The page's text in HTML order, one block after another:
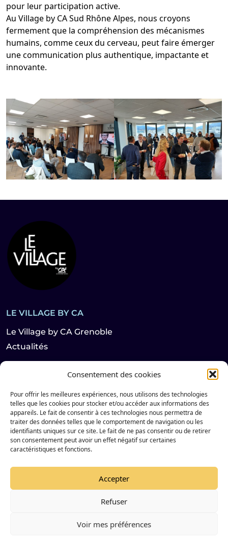
Consentement des cookies
Pour offrir les meilleures expériences, nous utilisons des technologies
telles que les cookies pour stocker et/ou accéder aux informations des
appareils. Le fait de consentir à ces technologies nous permettra de
traiter des données telles que le comportement de navigation ou les
identifiants uniques sur ce site. Le fait de ne pas consentir ou de retirer
son consentement peut avoir un effet négatif sur certaines
caractéristiques et fonctions.
Accepter
Refuser
Voir mes préférences
pour leur participation active.
Au Village by CA Sud Rhône Alpes, nous croyons
fermement que la compréhension des mécanismes
humains, comme ceux du cerveau, peut faire émerger
une communication plus authentique, impactante et
innovante.
LE VILLAGE BY CA
Le Village by CA Grenoble
Actualités
LES HABITANTS
Startups
Partenaires
Suivez notre actualité sur les réseaux sociaux
Instagram de Le Village by CA Sud Rhône Alpes
LinkedIn de Le Village by CA Sud Rhône Alpes
YouTube de Le Village by CA Sud Rhône Alpes